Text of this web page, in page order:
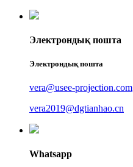
Электрондық пошта
Электрондық пошта
vera@usee-projection.com
vera2019@dgtianhao.cn
Whatsapp